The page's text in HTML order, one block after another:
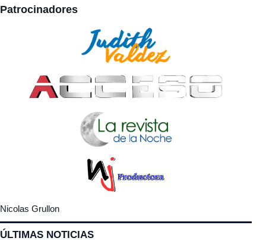
Patrocinadores
Nicolas Grullon
ÚLTIMAS NOTICIAS